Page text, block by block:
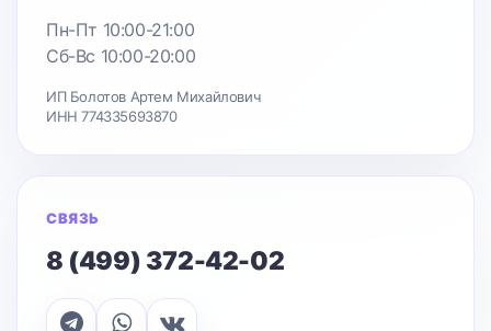
Пн-Пт 10:00-21:00
Сб-Вс 10:00-20:00
ИП Болотов Артем Михайлович
ИНН 774335693870
СВЯЗЬ
8 (499) 372-42-02